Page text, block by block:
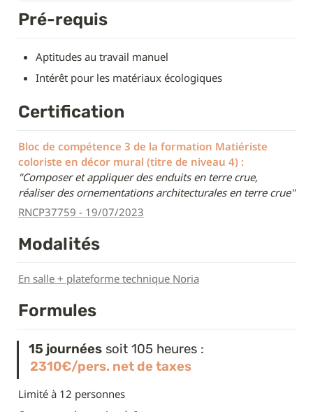
Pré-requis
Aptitudes au travail manuel
Intérêt pour les matériaux écologiques
Certification
Bloc de compétence 3 de la formation Matiériste
coloriste en décor mural (titre de niveau 4) :
"Composer et appliquer des enduits en terre crue,
réaliser des ornementations architecturales en terre crue"
RNCP37759 - 19/07/2023
Modalités
En salle + plateforme technique Noria
Formules
15 journées soit 105 heures :
2310€/pers. net de taxes
Limité à 12 personnes